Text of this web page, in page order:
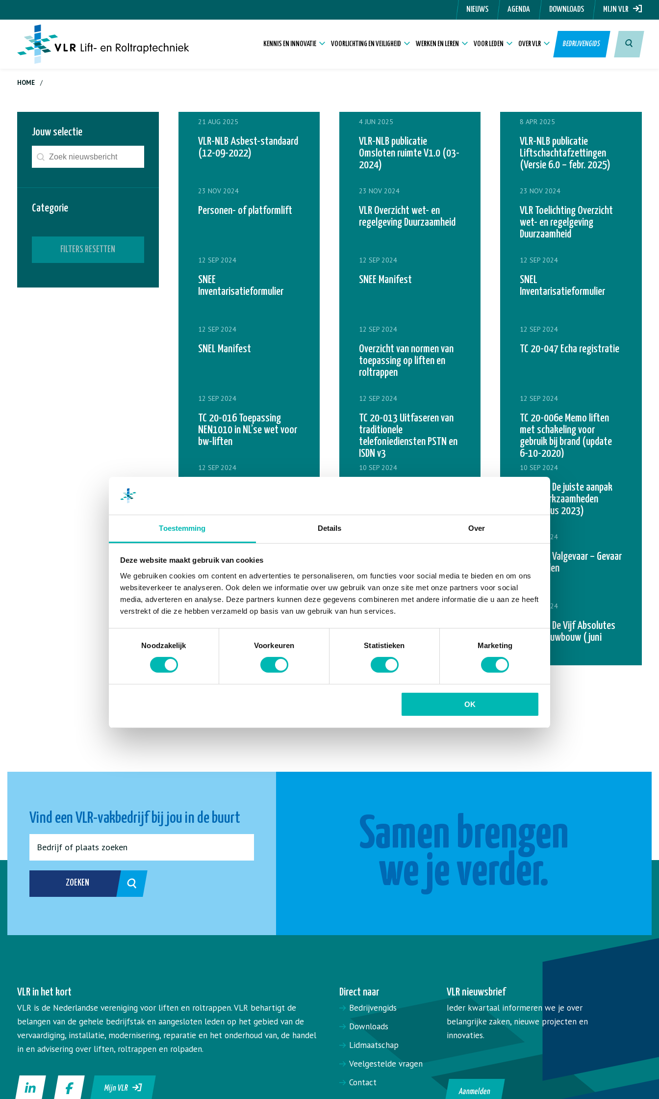
Toestemming Details Over
Deze website maakt gebruik van cookies
We gebruiken cookies om content en advertenties te personaliseren, om functies voor social media te bieden en om ons
websiteverkeer te analyseren. Ook delen we informatie over uw gebruik van onze site met onze partners voor social
media, adverteren en analyse. Deze partners kunnen deze gegevens combineren met andere informatie die u aan ze heeft
verstrekt of die ze hebben verzameld op basis van uw gebruik van hun services.
Noodzakelijk
Voorkeuren Statistieken Marketing
OK
NIEUWS AGENDA DOWNLOADS MIJN VLR
KENNIS EN INNOVATIE VOORLICHTING EN VEILIGHEID WERKEN EN LEREN VOOR LEDEN OVER VLR BEDRIJVENGIDS
HOME /
Jouw selectie
Zoeken - nieuws
Search content
Categorie
FILTERS RESETTEN
21 AUG 2025
VLR-NLB Asbest-standaard
(12-09-2022)
4 JUN 2025
VLR-NLB publicatie
Omsloten ruimte V1.0 (03-
2024)
8 APR 2025
VLR-NLB publicatie
Liftschachtafzettingen
(Versie 6.0 – febr. 2025)
23 NOV 2024
Personen- of platformlift
23 NOV 2024
VLR Overzicht wet- en
regelgeving Duurzaamheid
23 NOV 2024
VLR Toelichting Overzicht
wet- en regelgeving
Duurzaamheid
12 SEP 2024
SNEE
Inventarisatieformulier
12 SEP 2024
SNEE Manifest
12 SEP 2024
SNEL
Inventarisatieformulier
12 SEP 2024
SNEL Manifest
12 SEP 2024
Overzicht van normen van
toepassing op liften en
roltrappen
12 SEP 2024
TC 20-047 Echa registratie
12 SEP 2024
TC 20-016 Toepassing
NEN1010 in NL’se wet voor
bw-liften
12 SEP 2024
TC 20-013 Uitfaseren van
traditionele
telefoniediensten PSTN en
ISDN v3
12 SEP 2024
TC 20-006e Memo liften
met schakeling voor
gebruik bij brand (update
6-10-2020)
12 SEP 2024 10 SEP 2024
liftenindustrie
10 SEP 2024
VLR-NLB De juiste aanpak
bij tilwerkzaamheden
(augustus 2023)
VLR-NLB Protocol
materialen (maart 2022)
liftschachten (versie 5.0 –
april 2026)
10 SEP 2024
VLR-NLB Valgevaar – Gevaar
voor vallen
10 SEP 2024
VLR-NLB Kwartsstof
VLR-NLB Elektrische
aan liften (NEN3140)
10 SEP 2024
VLR-NLB De Vijf Absolutes
in de nieuwbouw (juni
Volgende »
Vind een VLR-vakbedrijf bij jou in de buurt
ZOEKEN
Samen brengen
we je verder.
VLR in het kort
VLR is de Nederlandse vereniging voor liften en roltrappen. VLR behartigt de
belangen van de gehele bedrijfstak en aangesloten leden op het gebied van de
vervaardiging, installatie, modernisering, reparatie en het onderhoud van, de handel
in en advisering over liften, roltrappen en rolpaden.
Mijn VLR
Direct naar
Bedrijvengids
Downloads
Lidmaatschap
Veelgestelde vragen
Contact
VLR nieuwsbrief
Ieder kwartaal informeren we je over
belangrijke zaken, nieuwe projecten en
innovaties.
Aanmelden